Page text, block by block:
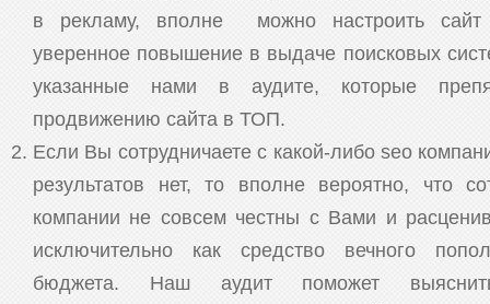
в рекламу, вполне можно настроить сайт
уверенное повышение в выдаче поисковых
указанные нами в аудите, которые
продвижению сайта в ТОП.
Если Вы сотрудничаете с какой-либо seo
результатов нет, то вполне вероятно, что
компании не совсем честны с Вами и
исключительно как средство вечного
бюджета. Наш аудит поможет выяснить